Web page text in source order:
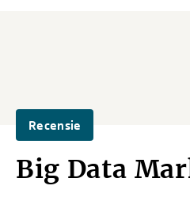
Recensie
Big Data